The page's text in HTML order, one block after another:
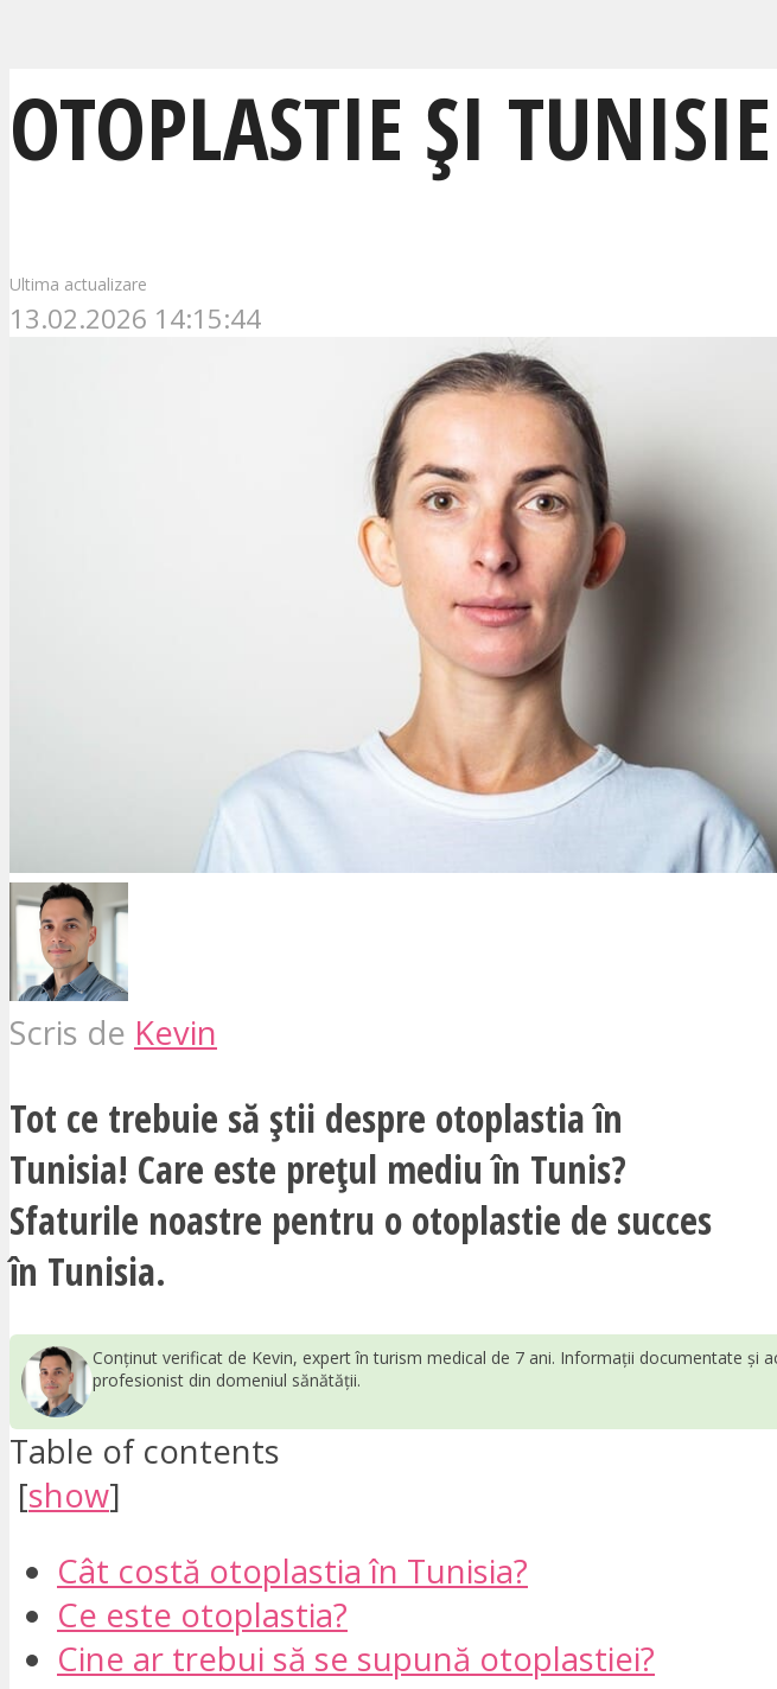
OTOPLASTIE ȘI TUNISIE
Ultima actualizare
13.02.2026 14:15:44
Scris de Kevin
Tot ce trebuie să știi despre otoplastia în
Tunisia! Care este prețul mediu în Tunis?
Sfaturile noastre pentru o otoplastie de succes
în Tunisia.
Conținut verificat de Kevin, expert în turism medical de 7 ani. Informații documentate și
profesionist din domeniul sănătății.
Table of contents
[show]
Cât costă otoplastia în Tunisia?
Ce este otoplastia?
Cine ar trebui să se supună otoplastiei?